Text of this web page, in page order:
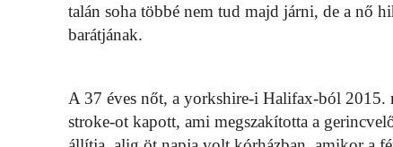
talán soha többé nem tud majd járni, de a nő
barátjának.
A 37 éves nőt, a yorkshire-i Halifax-ból 2015.
stroke-ot kapott, ami megszakította a